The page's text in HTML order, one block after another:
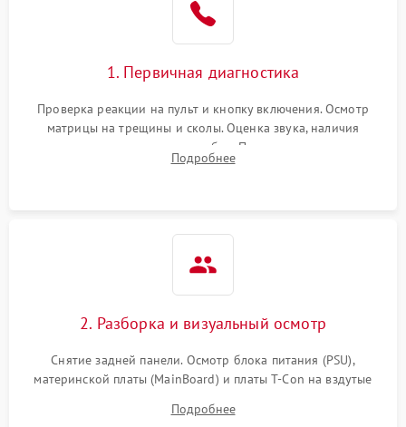
1. Первичная диагностика
Проверка реакции на пульт и кнопку включения. Осмотр
матрицы на трещины и сколы. Оценка звука, наличия
подсветки и индикаторов ошибок. Подключение тестовых
источников сигнала для выявления симптомов поломки.
Подробнее
2. Разборка и визуальный осмотр
Снятие задней панели. Осмотр блока питания (PSU),
материнской платы (MainBoard) и платы T-Con на вздутые
Проверка надежности фиксации и целостности шлейфов.
Подробнее